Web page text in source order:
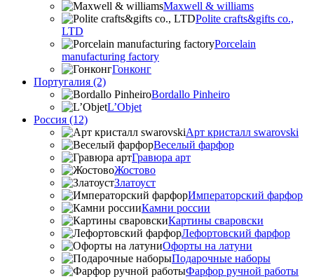
Maxwell & williams
Polite crafts&gifts co.,
LTD
Porcelain
manufacturing factory
Гонконг
Португалия (2)
Bordallo Pinheiro
L’Objet
Россия (12)
Арт кристалл swarovski
Веселый фарфор
Гравюра арт
Жостово
Златоуст
Императорский фарфор
Камни россии
Картины сваровски
Лефортовский фарфор
Офорты на латуни
Подарочные наборы
Фарфор ручной работы